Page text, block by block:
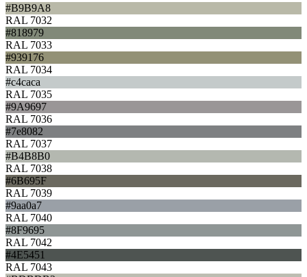
#B9B9A8
RAL 7032
#818979
RAL 7033
#939176
RAL 7034
#c4caca
RAL 7035
#9A9697
RAL 7036
#7e8082
RAL 7037
#B4B8B0
RAL 7038
#6B695F
RAL 7039
#9aa0a7
RAL 7040
#8F9695
RAL 7042
#4E5451
RAL 7043